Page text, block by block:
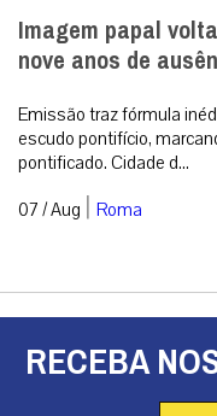
Imagem papal
nove anos de
Emissão traz fórmula
escudo pontifício,
pontificado. Cidade d...
07 / Aug | Roma
RECEBA